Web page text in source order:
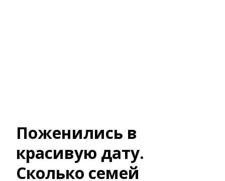
Поженились в
красивую дату.
Сколько семей